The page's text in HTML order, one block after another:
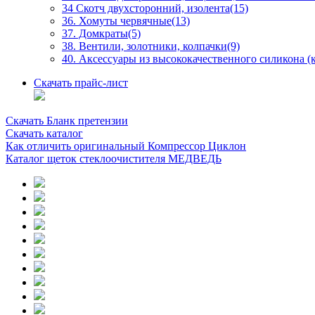
34 Скотч двухсторонний, изолента(15)
36. Хомуты червячные(13)
37. Домкраты(5)
38. Вентили, золотники, колпачки(9)
40. Аксессуары из высококачественного силикона
Скачать прайс-лист
Скачать Бланк претензии
Скачать каталог
Как отличить оригинальный Компрессор Циклон
Каталог щеток стеклоочистителя МЕДВЕДЬ